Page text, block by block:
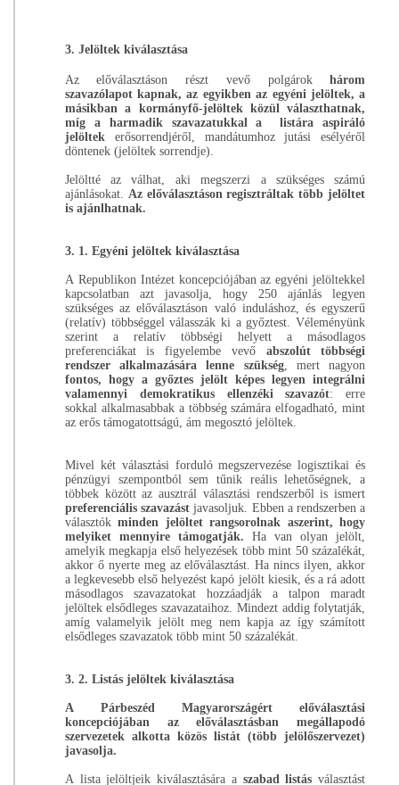
3. Jelöltek kiválasztása
Az előválasztáson részt vevő polgárokhárom
szavazólapot kapnak, az egyikben az egyéni jelöltek, a
másikban a kormányfő-jelöltek közül választhatnak,
míg a harmadik szavazatukkal a listára aspiráló
jelöltek erősorrendjéről, mandátumhoz jutási esélyéről
döntenek (jelöltek sorrendje).
Jelöltté az válhat, aki megszerzi a szükséges számú
ajánlásokat. Az előválasztáson regisztráltak több jelöltet
is ajánlhatnak.
3. 1. Egyéni jelöltek kiválasztása
A Republikon Intézet koncepciójában az egyéni jelöltekkel
kapcsolatban azt javasolja, hogy 250 ajánlás legyen
szükséges az előválasztáson való induláshoz, és egyszerű
(relatív) többséggel válasszák ki a győztest. Véleményünk
szerint a relatív többségi helyett a másodlagos
preferenciákat is figyelembe vevőabszolút többségi
rendszer alkalmazására lenne szükség, mert nagyon
fontos, hogy a győztes jelölt képes legyen integrálni
valamennyi demokratikus ellenzéki szavazót: erre
sokkal alkalmasabbak a többség számára elfogadható, mint
az erős támogatottságú, ám megosztó jelöltek.
Mivel két választási forduló megszervezése logisztikai és
pénzügyi szempontból sem tűnik reális lehetőségnek, a
többek között az ausztrál választási rendszerből is ismert
preferenciális szavazást javasoljuk. Ebben a rendszerben a
választókminden jelöltet rangsorolnak aszerint, hogy
melyiket mennyire támogatják. Ha van olyan jelölt,
amelyik megkapja első helyezések több mint 50 százalékát,
akkor ő nyerte meg az előválasztást. Ha nincs ilyen, akkor
a legkevesebb első helyezést kapó jelölt kiesik, és a rá adott
másodlagos szavazatokat hozzáadják a talpon maradt
jelöltek elsődleges szavazataihoz. Mindezt addig folytatják,
amíg valamelyik jelölt meg nem kapja az így számított
elsődleges szavazatok több mint 50 százalékát.
3. 2. Listás jelöltek kiválasztása
A Párbeszéd Magyarországért előválasztási
koncepciójában az előválasztásban megállapodó
szervezetek alkotta közös listát (több jelölőszervezet)
javasolja.
A lista jelöltjeik kiválasztására a szabad listás választást